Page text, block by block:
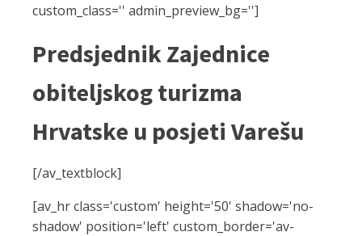
custom_class='' admin_preview_bg='']
Predsjednik Zajednice
obiteljskog turizma
Hrvatske u posjeti Varešu
[/av_textblock]
[av_hr class='custom' height='50' shadow='no-
shadow' position='left' custom_border='av-